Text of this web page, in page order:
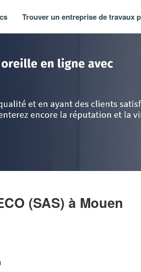
Trouver un entreprise de travaux
(SAS) à Mouen